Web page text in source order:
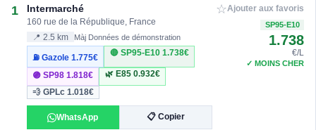
1 Intermarché
160 rue de la République, France
📍 2.5 km Màj Données de démonstration
⛽ Gazole1.775€
🔴 SP95-E10 1.738€
🟣 SP981.818€ 🌿 E85 0.932€
💨 GPLc1.018€
WhatsApp 📋 Copier
☆Ajouter aux favoris
SP95-E10
1.738
€/L
✓ MOINS CHER